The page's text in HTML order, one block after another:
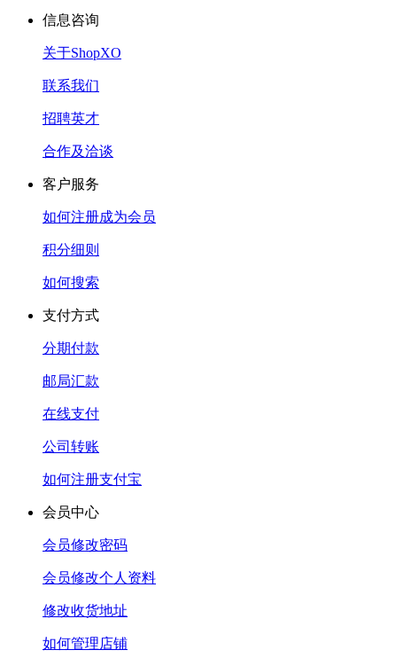
信息咨询
关于ShopXO
联系我们
招聘英才
合作及洽谈
客户服务
如何注册成为会员
积分细则
如何搜索
支付方式
分期付款
邮局汇款
在线支付
公司转账
如何注册支付宝
会员中心
会员修改密码
会员修改个人资料
修改收货地址
如何管理店铺